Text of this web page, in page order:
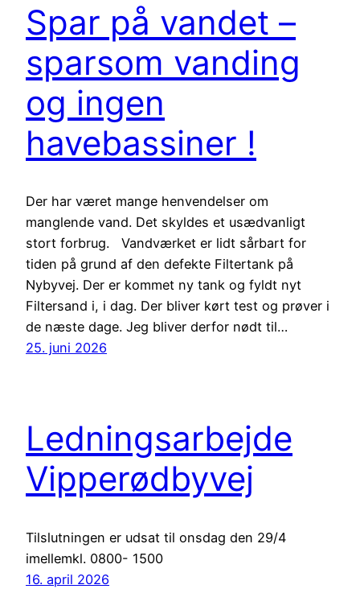
Spar på vandet –
sparsom vanding
og ingen
havebassiner !
Der har været mange henvendelser om
manglende vand. Det skyldes et usædvanligt
stort forbrug. Vandværket er lidt sårbart for
tiden på grund af den defekte Filtertank på
Nybyvej. Der er kommet ny tank og fyldt nyt
Filtersand i, i dag. Der bliver kørt test og prøver i
de næste dage. Jeg bliver derfor nødt til…
25. juni 2026
Ledningsarbejde
Vipperødbyvej
Tilslutningen er udsat til onsdag den 29/4
imellemkl. 0800- 1500
16. april 2026